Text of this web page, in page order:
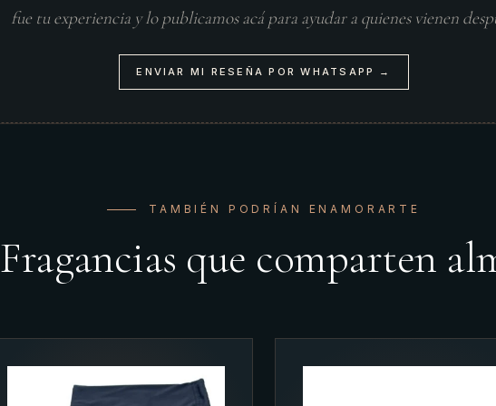
fue tu experiencia y lo publicamos acá para ayudar a quienes vienen
ENVIAR MI RESEÑA POR WHATSAPP →
TAMBIÉN PODRÍAN ENAMORARTE
Fragancias que comparten